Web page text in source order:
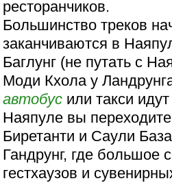
ресторанчиков.
Большинство треков
заканчиваются в
Баглунг (не путать с
Моди Кхола у
автобус или такси
Наяпуле вы
Биретанти и Саули
Гандрунг, где большое
гестхаузов и